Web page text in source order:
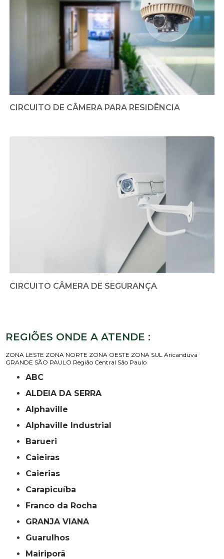
CIRCUITO DE CÂMERA PARA RESIDÊNCIA
CIRCUITO CÂMERA DE SEGURANÇA
REGIÕES ONDE A ATENDE :
ZONA LESTE ZONA NORTE ZONA OESTE ZONA SUL Aricanduva
GRANDE SÃO PAULO Região Central São Paulo
ABC
ALDEIA DA SERRA
Alphaville
Alphaville Industrial
Barueri
Caieiras
Caierias
Carapicuíba
Franco da Rocha
GRANJA VIANA
Guarulhos
Mairiporã